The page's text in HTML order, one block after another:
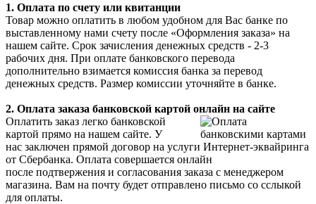
1. Оплата по счету или квитанции
Товар можно оплатить в любом удобном для Вас банке по
выставленному нами счету после «Оформления заказа» на
нашем сайте. Срок зачисления денежных средств - 2-3
рабочих дня. При оплате банковского перевода
дополнительно взимается комиссия банка за перевод
денежных средств. Размер комиссии уточняйте в банке.
2. Оплата заказа банковской картой онлайн на сайте
Оплатить заказ легко банковской
картой прямо на нашем сайте. У
нас заключен прямой договор на услуги Интернет-эквайринга
от Сбербанка. Оплата совершается онлайн
после подтвержения и согласования заказа с менеджером
магазина. Вам на почту будет отправлено письмо со сслыкой
для оплаты.